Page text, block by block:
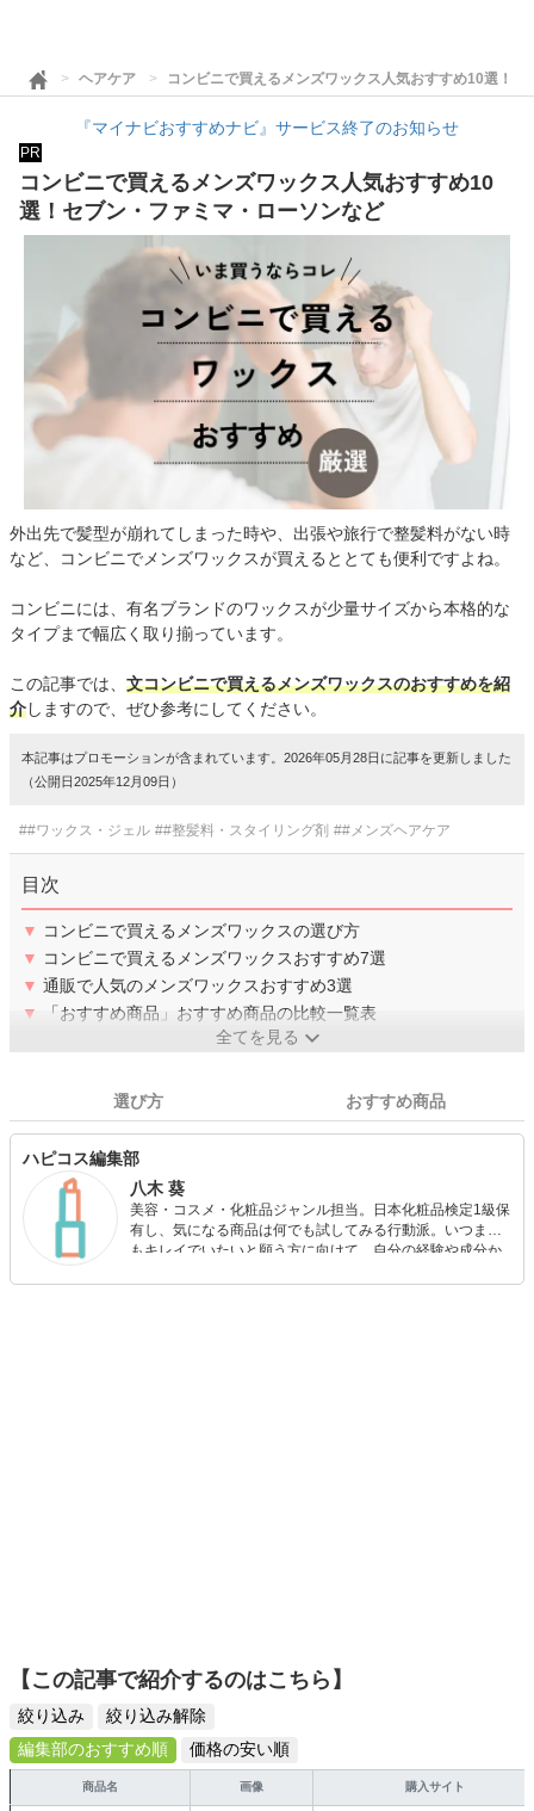
ヘアケア コンビニで買えるメンズワックス人気おすすめ10選！
『マイナビおすすめナビ』サービス終了のお知らせ
PR
コンビニで買えるメンズワックス人気おすすめ10
選！セブン・ファミマ・ローソンなど
外出先で髪型が崩れてしまった時や、出張や旅行で整髪料がない時
など、コンビニでメンズワックスが買えるととても便利ですよね。
コンビニには、有名ブランドのワックスが少量サイズから本格的な
タイプまで幅広く取り揃っています。
この記事では、 文コンビニで買えるメンズワックスのおすすめを紹
介しますので、ぜひ参考にしてください。
本記事はプロモーションが含まれています。2026年05月28日に記事を更新しました
（公開日2025年12月09日）
##ワックス・ジェル ##整髪料・スタイリング剤 ##メンズヘアケア
目次
▼ コンビニで買えるメンズワックスの選び方
▼ コンビニで買えるメンズワックスおすすめ7選
▼ 通販で人気のメンズワックスおすすめ3選
▼
「おすすめ商品」おすすめ商品の比較一覧表
全てを見る
選び方 おすすめ商品
ハピコス編集部
八木 葵
美容・コスメ・化粧品ジャンル担当。日本化粧品検定1級保
有し、気になる商品は何でも試してみる行動派。いつまで
もキレイでいたいと願う方に向けて、自分の経験や成分か
【この記事で紹介するのはこちら】
絞り込み
絞り込み解除
編集部のおすすめ順
価格の安い順
商品名 画像 購入サイト